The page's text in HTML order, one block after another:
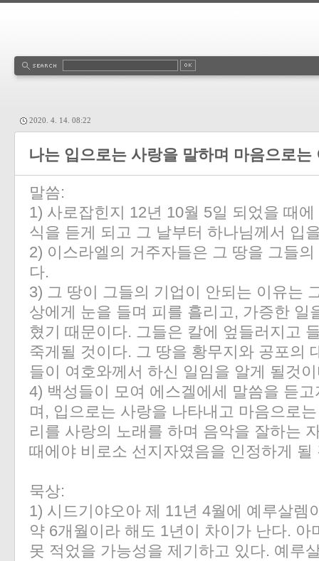
2020. 4. 14. 08:22
나는 입으로는 사랑을 말하며 마음으로
말씀:
1) 사로잡힌지 12년 10월 5일 되었을 때
식을 듣게 되고 그 날부터 하나님께서 입
2) 이스라엘의 거주자들은 그 땅을 그들
다.
3) 그 땅이 그들의 기업이 안되는 이유는
상에게 눈을 들며 피를 흘리고, 가증한 일
혔기 때문이다. 그들은 칼에 엎들러지고
죽게될 것이다. 그 땅을 황무지와 공포의
들이 여호와께서 하신 일임을 알게 될것
4) 백성들이 모여 에스겔에세 말씀을 듣
며, 입으로는 사랑을 나타내고 마음으로
리를 사랑의 노래를 하며 음악을 잘하는
때에야 비로소 선지자였음을 인정하게
묵상:
1) 시드기야오아 제 11년 4월에 예루살렘
약 6개월이라 해도 1년이 차이가 난다.
못 적었을 가능성을 제기하고 있다. 예루